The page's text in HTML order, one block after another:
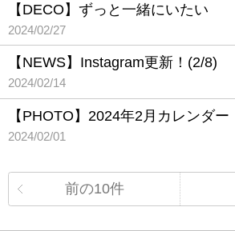
【DECO】ずっと一緒にいたい
2024/02/27
【NEWS】Instagram更新！(2/8)
2024/02/14
【PHOTO】2024年2月カレンダー
2024/02/01
前の10件